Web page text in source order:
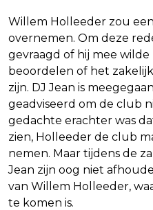
Willem Holleeder zou
overnemen. Om deze
gevraagd of hij mee
beoordelen of het
zijn. DJ Jean is
geadviseerd om de club
gedachte erachter was
zien, Holleeder de club
nemen. Maar tijdens de
Jean zijn oog niet
van Willem Holleeder,
te komen is.